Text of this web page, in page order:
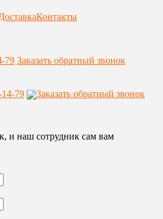
Контакты
79 Заказать обратный звонок
79 Заказать обратный звонок
и наш сотрудник сам вам